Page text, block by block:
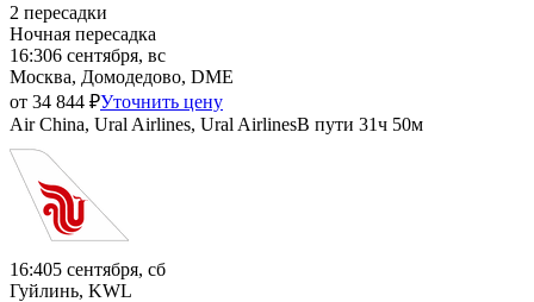
2 пересадки
Ночная пересадка
16:306 сентября, вс
Москва, Домодедово, DME
от 34 844 ₽Уточнить цену
Air China, Ural Airlines, Ural AirlinesВ пути 31ч 50м
16:405 сентября, сб
Гуйлинь, KWL